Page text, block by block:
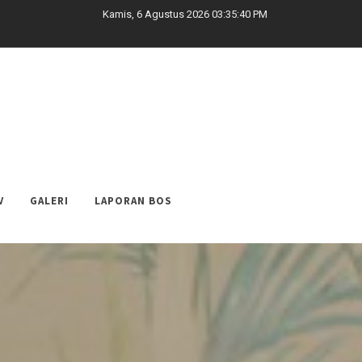
Kamis, 6 Agustus 2026 03:35:43 PM
GALERI LAPORAN BOS